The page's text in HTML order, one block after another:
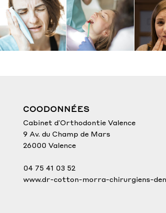
Caries Dévitalisation
COODONNÉES
Cabinet d'Orthodontie Valence
9 Av. du Champ de Mars
26000 Valence
04 75 41 03 52
www.dr-cotton-morra-chirurgiens-